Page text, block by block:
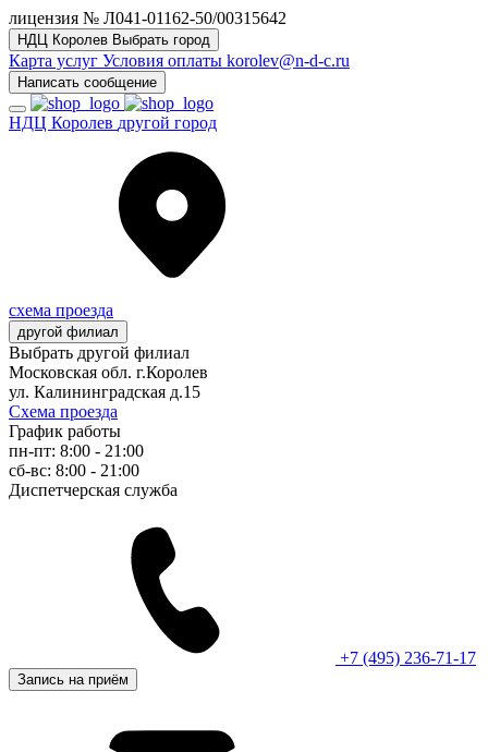
лицензия № Л041-01162-50/00315642
НДЦ Королев Выбрать город
Карта услуг Условия оплаты korolev@n-d-c.ru
Написать сообщение
НДЦ Королев другой город
схема проезда
другой филиал
Выбрать другой филиал
Московская обл. г.Королев
ул. Калининградская д.15
Схема проезда
График работы
пн-пт: 8:00 - 21:00
сб-вс: 8:00 - 21:00
Диспетчерская служба
+7 (495) 236-71-17
Запись на приём